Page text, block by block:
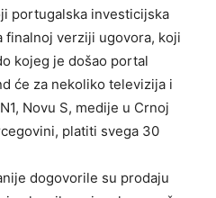
portugalska investicijska
finalnoj verziji ugovora, koji
kojeg je došao portal
će za nekoliko televizija i
Novu S, medije u Crnoj
platiti svega 30
dogovorile su prodaju